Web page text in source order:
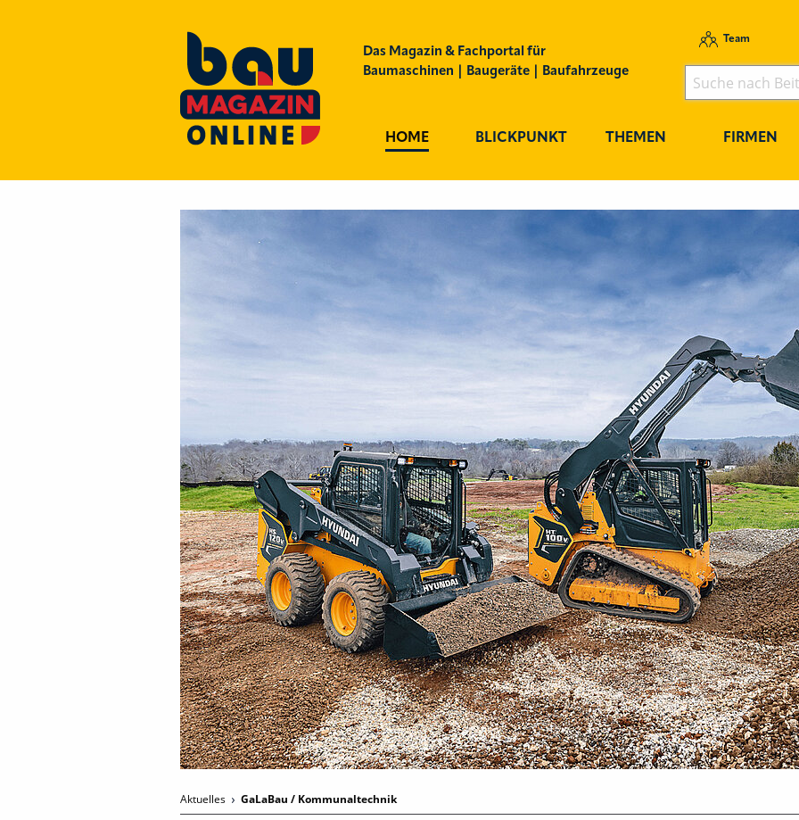
Das Magazin & Fachportal für
Baumaschinen | Baugeräte | Baufahrzeuge
Team
HOME BLICKPUNKT THEMEN FIRMEN
Aktuelles GaLaBau / Kommunaltechnik